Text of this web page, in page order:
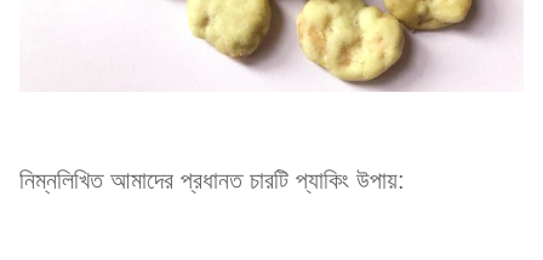
নিম্নলিখিত আমাদের প্রধানত চারটি প্যাকিং উপায়: